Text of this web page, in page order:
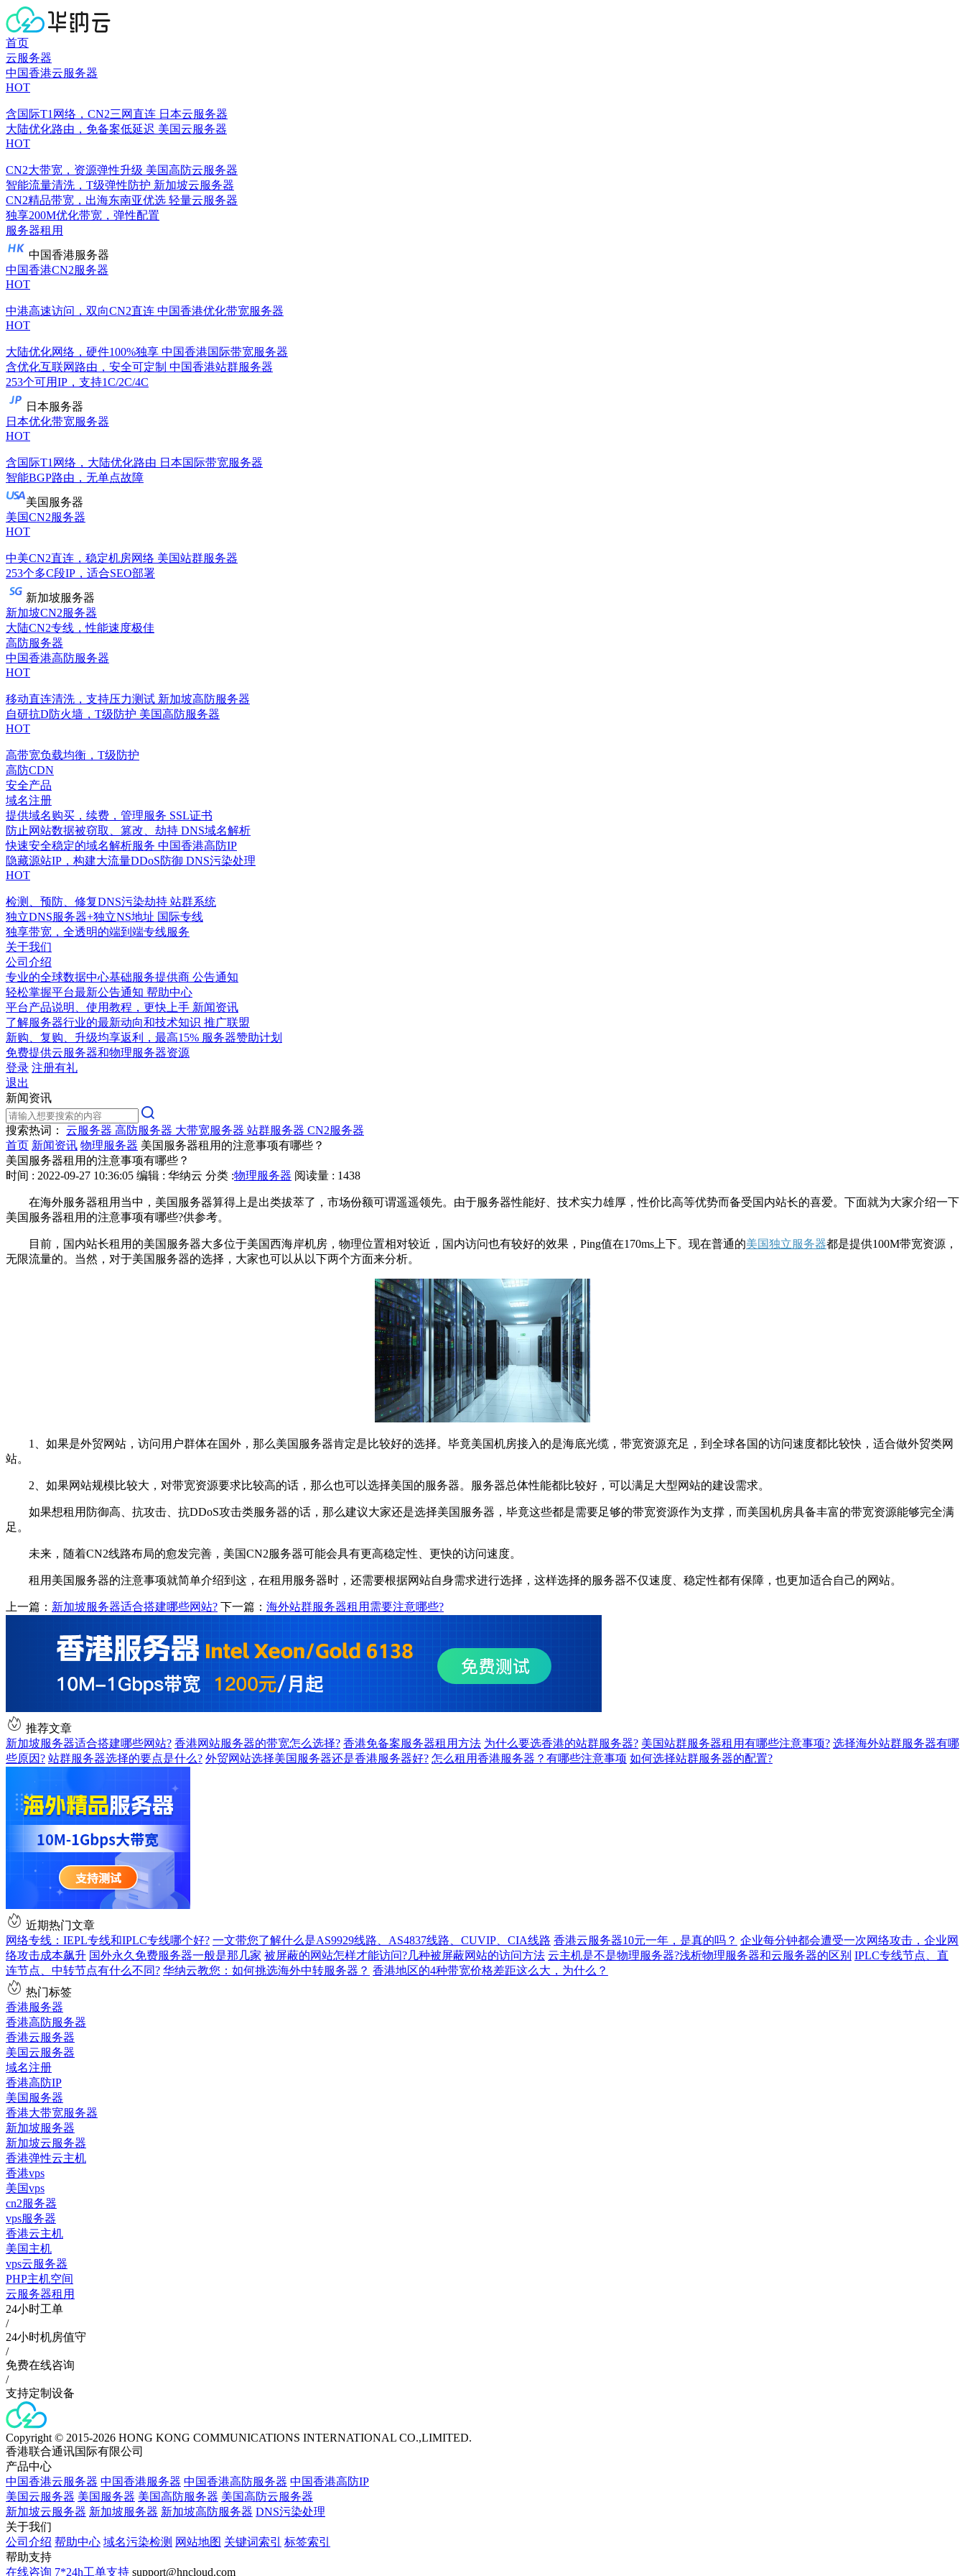
首页
云服务器
中国香港云服务器
HOT
含国际T1网络，CN2三网直连 日本云服务器
大陆优化路由，免备案低延迟 美国云服务器
HOT
CN2大带宽，资源弹性升级 美国高防云服务器
智能流量清洗，T级弹性防护 新加坡云服务器
CN2精品带宽，出海东南亚优选 轻量云服务器
独享200M优化带宽，弹性配置
服务器租用
中国香港服务器
中国香港CN2服务器
HOT
中港高速访问，双向CN2直连 中国香港优化带宽服务器
HOT
大陆优化网络，硬件100%独享 中国香港国际带宽服务器
含优化互联网路由，安全可定制 中国香港站群服务器
253个可用IP，支持1C/2C/4C
日本服务器
日本优化带宽服务器
HOT
含国际T1网络，大陆优化路由 日本国际带宽服务器
智能BGP路由，无单点故障
美国服务器
美国CN2服务器
HOT
中美CN2直连，稳定机房网络 美国站群服务器
253个多C段IP，适合SEO部署
新加坡服务器
新加坡CN2服务器
大陆CN2专线，性能速度极佳
高防服务器
中国香港高防服务器
HOT
移动直连清洗，支持压力测试 新加坡高防服务器
自研抗D防火墙，T级防护 美国高防服务器
HOT
高带宽负载均衡，T级防护
高防CDN
安全产品
域名注册
提供域名购买，续费，管理服务 SSL证书
防止网站数据被窃取、篡改、劫持 DNS域名解析
快速安全稳定的域名解析服务 中国香港高防IP
隐藏源站IP，构建大流量DDoS防御 DNS污染处理
HOT
检测、预防、修复DNS污染劫持 站群系统
独立DNS服务器+独立NS地址 国际专线
独享带宽，全透明的端到端专线服务
关于我们
公司介绍
专业的全球数据中心基础服务提供商 公告通知
轻松掌握平台最新公告通知 帮助中心
平台产品说明、使用教程，更快上手 新闻资讯
了解服务器行业的最新动向和技术知识 推广联盟
新购、复购、升级均享返利，最高15% 服务器赞助计划
免费提供云服务器和物理服务器资源
登录 注册有礼
退出
新闻资讯
搜索热词： 云服务器 高防服务器 大带宽服务器 站群服务器 CN2服务器
首页 新闻资讯 物理服务器 美国服务器租用的注意事项有哪些？
美国服务器租用的注意事项有哪些？
时间 : 2022-09-27 10:36:05 编辑 : 华纳云 分类 :物理服务器 阅读量 : 1438
在海外服务器租用当中，美国服务器算得上是出类拔萃了，市场份额可谓遥遥领先。由于服务器性能好、技术实力雄厚，性价比高等优势而备受国内站长的喜爱。下面就为大家介绍一下
美国服务器租用的注意事项有哪些?供参考。
目前，国内站长租用的美国服务器大多位于美国西海岸机房，物理位置相对较近，国内访问也有较好的效果，Ping值在170ms上下。现在普通的美国独立服务器都是提供100M带宽资源，
无限流量的。当然，对于美国服务器的选择，大家也可以从以下两个方面来分析。
1、如果是外贸网站，访问用户群体在国外，那么美国服务器肯定是比较好的选择。毕竟美国机房接入的是海底光缆，带宽资源充足，到全球各国的访问速度都比较快，适合做外贸类网
站。
2、如果网站规模比较大，对带宽资源要求比较高的话，那么也可以选择美国的服务器。服务器总体性能都比较好，可以满足大型网站的建设需求。
如果想租用防御高、抗攻击、抗DDoS攻击类服务器的话，那么建议大家还是选择美国服务器，毕竟这些都是需要足够的带宽资源作为支撑，而美国机房具备丰富的带宽资源能够完全满
足。
未来，随着CN2线路布局的愈发完善，美国CN2服务器可能会具有更高稳定性、更快的访问速度。
租用美国服务器的注意事项就简单介绍到这，在租用服务器时，还需要根据网站自身需求进行选择，这样选择的服务器不仅速度、稳定性都有保障，也更加适合自己的网站。
上一篇： 新加坡服务器适合搭建哪些网站? 下一篇： 海外站群服务器租用需要注意哪些?
推荐文章
新加坡服务器适合搭建哪些网站? 香港网站服务器的带宽怎么选择? 香港免备案服务器租用方法 为什么要选香港的站群服务器? 美国站群服务器租用有哪些注意事项? 选择海外站群服务器有哪
些原因? 站群服务器选择的要点是什么? 外贸网站选择美国服务器还是香港服务器好? 怎么租用香港服务器？有哪些注意事项 如何选择站群服务器的配置?
近期热门文章
网络专线：IEPL专线和IPLC专线哪个好? 一文带您了解什么是AS9929线路、AS4837线路、CUVIP、CIA线路 香港云服务器10元一年，是真的吗？ 企业每分钟都会遭受一次网络攻击，企业网
络攻击成本飙升 国外永久免费服务器一般是那几家 被屏蔽的网站怎样才能访问?几种被屏蔽网站的访问方法 云主机是不是物理服务器?浅析物理服务器和云服务器的区别 IPLC专线节点、直
连节点、中转节点有什么不同? 华纳云教您：如何挑选海外中转服务器？ 香港地区的4种带宽价格差距这么大，为什么？
热门标签
香港服务器
香港高防服务器
香港云服务器
美国云服务器
域名注册
香港高防IP
美国服务器
香港大带宽服务器
新加坡服务器
新加坡云服务器
香港弹性云主机
香港vps
美国vps
cn2服务器
vps服务器
香港云主机
美国主机
vps云服务器
PHP主机空间
云服务器租用
24小时工单
/
24小时机房值守
/
免费在线咨询
/
支持定制设备
Copyright © 2015-2026 HONG KONG COMMUNICATIONS INTERNATIONAL CO.,LIMITED.
香港联合通讯国际有限公司
产品中心
中国香港云服务器 中国香港服务器 中国香港高防服务器 中国香港高防IP
美国云服务器 美国服务器 美国高防服务器 美国高防云服务器
新加坡云服务器 新加坡服务器 新加坡高防服务器 DNS污染处理
关于我们
公司介绍 帮助中心 域名污染检测 网站地图 关键词索引
标签索引
帮助支持
在线咨询 7*24h工单支持 support@hncloud.com